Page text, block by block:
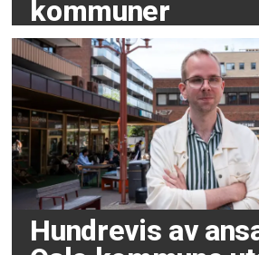
kommuner
Hundrevis av